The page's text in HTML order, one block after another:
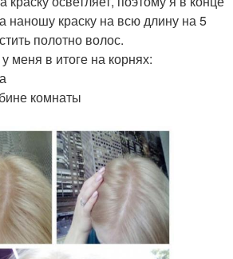
наношу краску на всю длину на 5
полотно волос.
меня в итоге на корнях:
комнаты